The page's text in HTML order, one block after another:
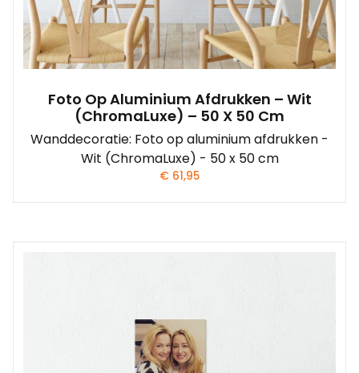
Foto Op Aluminium Afdrukken – Wit
(ChromaLuxe) – 50 X 50 Cm
Wanddecoratie: Foto op aluminium afdrukken -
Wit (ChromaLuxe) - 50 x 50 cm
€ 61,95